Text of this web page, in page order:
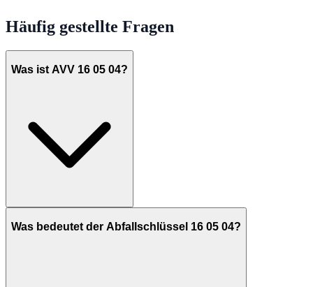
Häufig gestellte Fragen
Was ist AVV 16 05 04?
Was bedeutet der Abfallschlüssel 16 05 04?